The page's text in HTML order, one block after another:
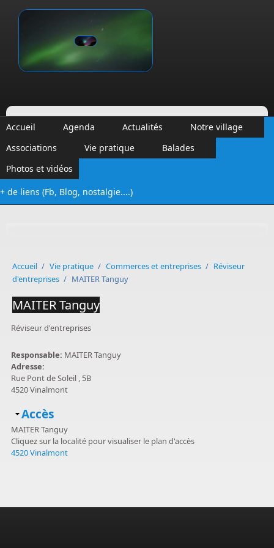
Vinalmont
Accueil Agenda Actualités
Notre village
Associations
Vie pratique
Balades
Photos et vidéos
+ de liens (Fb, Blog, nostalgie....)
Accueil / Vie pratique / Commerces et entreprises / Réviseur
d'entreprises / MAITER Tanguy
MAITER Tanguy
Réviseur d'entreprises
Responsable: MAITER Tanguy
Adresse:
Rue Pont de Soleil , 5B
4520 Vinalmont
Masquer
Accès
MAITER Tanguy
Cliquez sur la localité pour visualiser le plan d'accès
4520 Vinalmont